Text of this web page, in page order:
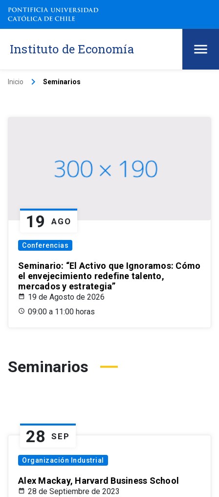
Instituto de Economía
Inicio keyboard_arrow_right Seminarios
19 AGO
Conferencias
Seminario: “El Activo que Ignoramos: Cómo
el envejecimiento redefine talento,
mercados y estrategia”
19 de Agosto de 2026
09:00 a 11:00 horas
Seminarios
28 SEP
Organización Industrial
Alex Mackay, Harvard Business School
28 de Septiembre de 2023